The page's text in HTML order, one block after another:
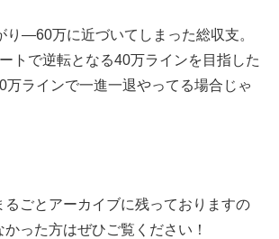
り―60万に近づいてしまった総収支。
トで逆転となる40万ラインを目指した
万ラインで一進一退やってる場合じゃ
ごとアーカイブに残っておりますの
った方はぜひご覧ください！